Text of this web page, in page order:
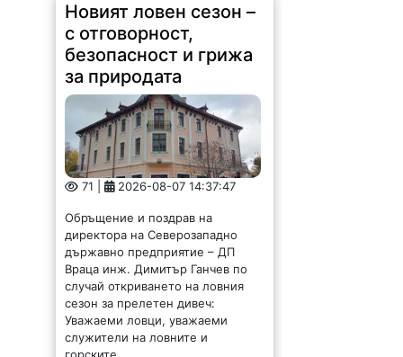
Новият ловен сезон –
с отговорност,
безопасност и грижа
за природата
71 | 2026-08-07 14:37:47
Обръщение и поздрав на
директора на Северозападно
държавно предприятие – ДП
Враца инж. Димитър Ганчев по
случай откриването на ловния
сезон за прелетен дивеч:
Уважаеми ловци, уважаеми
служители на ловните и